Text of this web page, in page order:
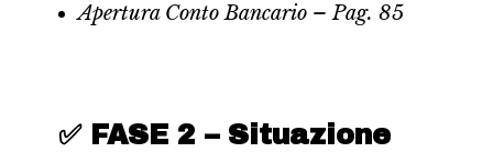
Apertura Conto Bancario – Pag. 85
✅ FASE 2 – Situazione